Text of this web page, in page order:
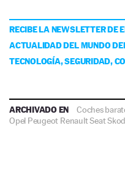
RECIBE LA NEWSLETTER DE
ACTUALIDAD DEL MUNDO
TECNOLOGÍA, SEGURIDAD,
ARCHIVADO EN Coches
Opel Peugeot RenaultSeat